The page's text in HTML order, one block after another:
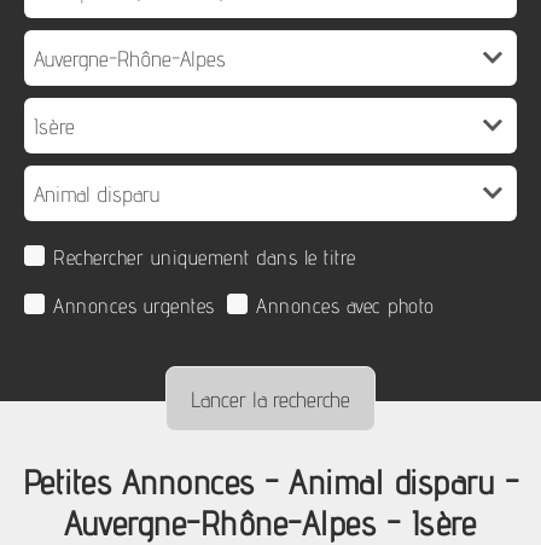
Rechercher uniquement dans le titre
Annonces urgentes
Annonces avec photo
Petites Annonces - Animal disparu -
Auvergne-Rhône-Alpes - Isère